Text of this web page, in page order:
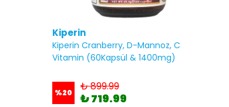
Kiperin
Kiperin Cranberry, D-Mannoz, C
Vitamin (60Kapsül & 1400mg)
%20 ₺ 899.99
₺ 719.99